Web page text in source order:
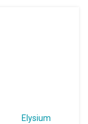
Elysium